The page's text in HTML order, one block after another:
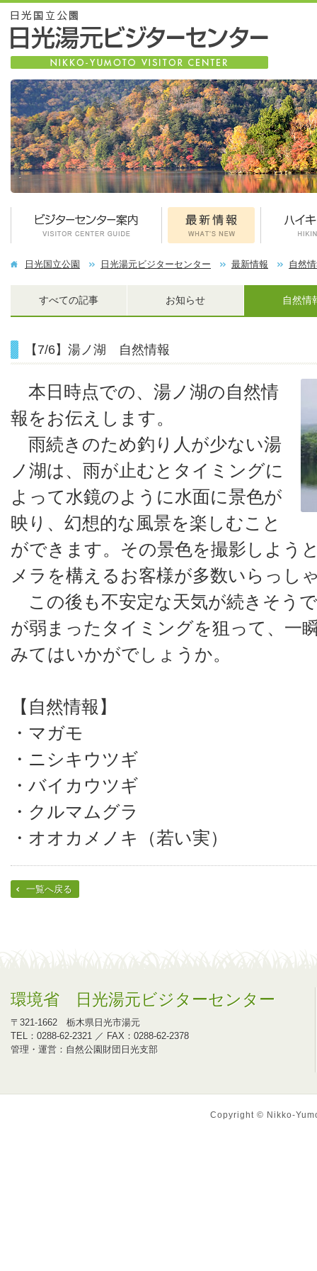
日光国立公園 日光湯元ビジターセンター 最新情報 自然
すべての記事 お知らせ 自然情
【7/6】湯ノ湖 自然情報
本日時点での、湯ノ湖の自然情
報をお伝えします。
雨続きのため釣り人が少ない湯
ノ湖は、雨が止むとタイミングに
よって水鏡のように水面に景色が
映り、幻想的な風景を楽しむこと
ができます。その景色を撮影しよう
メラを構えるお客様が多数いらっし
この後も不安定な天気が続きそう
が弱まったタイミングを狙って、一
みてはいかがでしょうか。
【自然情報】
・マガモ
・ニシキウツギ
・バイカウツギ
・クルマムグラ
・オオカメノキ（若い実）
一覧へ戻る
環境省 日光湯元ビジターセンター
〒321-1662 栃木県日光市湯元
TEL：0288-62-2321 ／ FAX：0288-62-2378
管理・運営：自然公園財団日光支部
Copyright © Nikko-